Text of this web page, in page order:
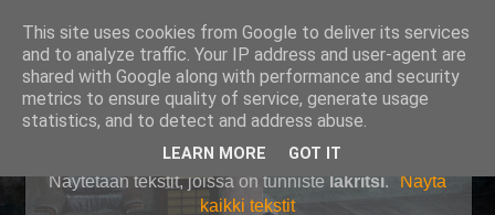
Pullollinen
Näytetään tekstit, joissa on tunniste lakritsi.
Näytä
kaikki tekstit
This site uses cookies from Google to deliver its services
and to analyze traffic. Your IP address and user-agent are
shared with Google along with performance and security
metrics to ensure quality of service, generate usage
statistics, and to detect and address abuse.
LEARN MORE GOT IT